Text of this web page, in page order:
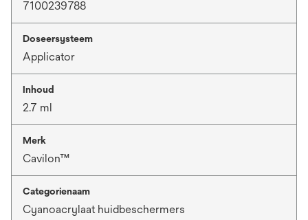
7100239788
Doseersysteem
Applicator
Inhoud
2.7 ml
Merk
Cavilon™
Categorienaam
Cyanoacrylaat huidbeschermers